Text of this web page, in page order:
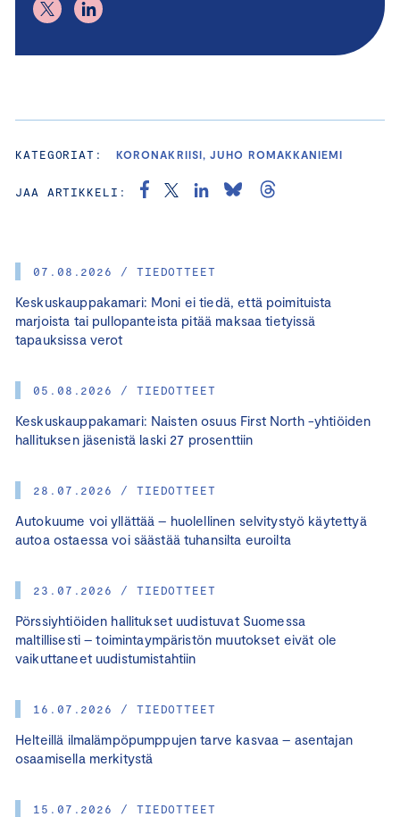
07.08.2026 / TIEDOTTEET
Keskuskauppakamari: Moni ei tiedä, että poimituista
marjoista tai pullopanteista pitää maksaa tietyissä
tapauksissa verot
05.08.2026 / TIEDOTTEET
Keskuskauppakamari: Naisten osuus First North -yhtiöiden
hallituksen jäsenistä laski 27 prosenttiin
28.07.2026 / TIEDOTTEET
Autokuume voi yllättää – huolellinen selvitystyö käytettyä
autoa ostaessa voi säästää tuhansilta euroilta
23.07.2026 / TIEDOTTEET
Pörssiyhtiöiden hallitukset uudistuvat Suomessa
maltillisesti – toimintaympäristön muutokset eivät ole
vaikuttaneet uudistumistahtiin
16.07.2026 / TIEDOTTEET
Helteillä ilmalämpöpumppujen tarve kasvaa – asentajan
osaamisella merkitystä
15.07.2026 / TIEDOTTEET
KATEGORIAT: KORONAKRIISI, JUHO ROMAKKANIEMI
JAA ARTIKKELI: